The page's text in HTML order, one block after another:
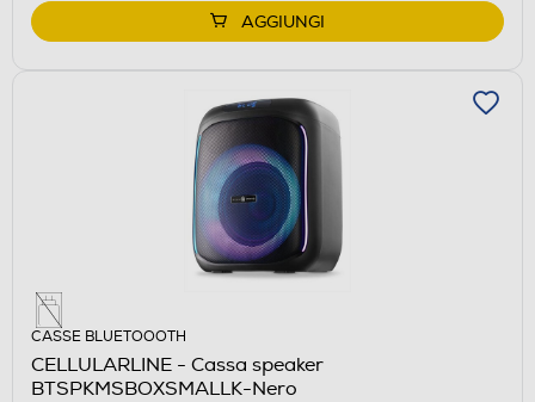
AGGIUNGI
CASSE BLUETOOOTH
CELLULARLINE - Cassa speaker
BTSPKMSBOXSMALLK-Nero